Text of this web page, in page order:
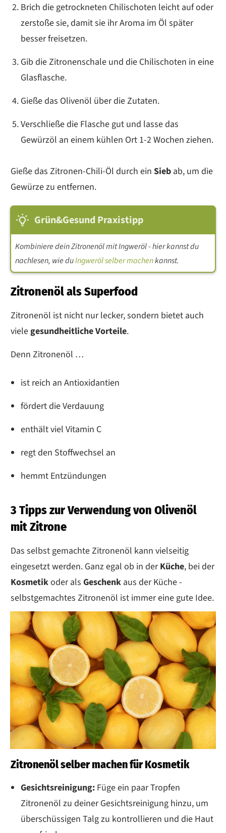
Brich die getrockneten Chilischoten leicht auf oder
zerstoße sie, damit sie ihr Aroma im Öl später
besser freisetzen.
Gib die Zitronenschale und die Chilischoten in eine
Glasflasche.
Gieße das Olivenöl über die Zutaten.
Verschließe die Flasche gut und lasse das
Gewürzöl an einem kühlen Ort 1-2 Wochen ziehen.
Gieße das Zitronen-Chili-Öl durch ein Sieb ab, um die
Gewürze zu entfernen.
Grün&Gesund Praxistipp
Kombiniere dein Zitronenöl mit Ingweröl - hier kannst du
nachlesen, wie duIngweröl selber machenkannst.
Zitronenöl als Superfood
Zitronenöl ist nicht nur lecker, sondern bietet auch
viele gesundheitliche Vorteile.
Denn Zitronenöl …
ist reich an Antioxidantien
fördert die Verdauung
enthält viel Vitamin C
regt den Stoffwechsel an
hemmt Entzündungen
3 Tipps zur Verwendung von Olivenöl
mit Zitrone
Das selbst gemachte Zitronenöl kann vielseitig
eingesetzt werden. Ganz egal ob in derKüche, bei der
Kosmetikoder als Geschenk aus der Küche -
selbstgemachtes Zitronenöl ist immer eine gute Idee.
Zitronenöl selber machen für Kosmetik
Gesichtsreinigung: Füge ein paar Tropfen
Zitronenöl zu deiner Gesichtsreinigung hinzu, um
überschüssigen Talg zu kontrollieren und die Haut